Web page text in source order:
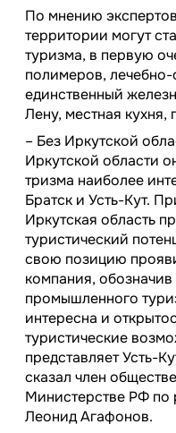
По мнению
территории могут
туризма, в первую
полимеров,
единственный
Лену, местная
– Без Иркутской
Иркутской области
тризма наиболее
Братск и Усть-Кут.
Иркутская область
туристический
свою позицию
компания,
промышленного
интересна и
туристические
представляет Усть-
сказал член
Министерстве РФ по
Леонид Агафонов.